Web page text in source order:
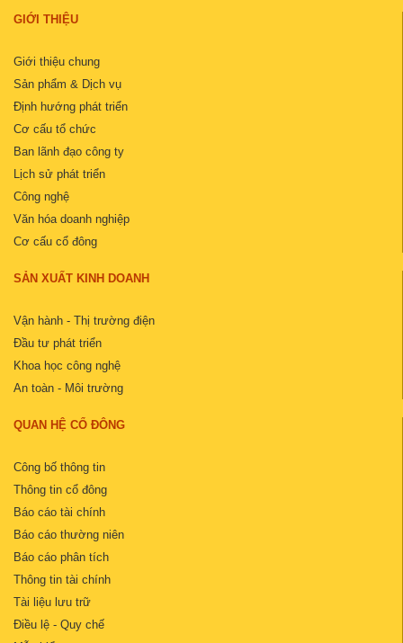
GIỚI THIỆU
Giới thiệu chung
Sản phẩm & Dịch vụ
Định hướng phát triển
Cơ cấu tổ chức
Ban lãnh đạo công ty
Lịch sử phát triển
Công nghệ
Văn hóa doanh nghiệp
Cơ cấu cổ đông
SẢN XUẤT KINH DOANH
Vận hành - Thị trường điện
Đầu tư phát triển
Khoa học công nghệ
An toàn - Môi trường
QUAN HỆ CỔ ĐÔNG
Công bố thông tin
Thông tin cổ đông
Báo cáo tài chính
Báo cáo thường niên
Báo cáo phân tích
Thông tin tài chính
Tài liệu lưu trữ
Điều lệ - Quy chế